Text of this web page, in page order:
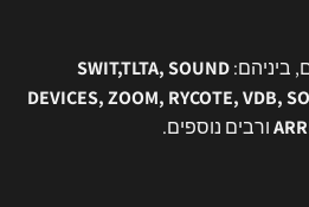
ביניהם:SWIT,TLTA, SOUND
DEVICES, ZOOM, RYCOTE, VDB,
ורבים נוספים.